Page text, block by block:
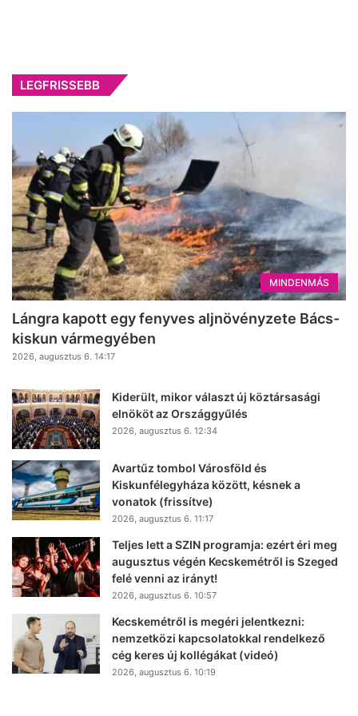
LEGFRISSEBB
MINDENMÁS
Lángra kapott egy fenyves aljnövényzete Bács-
kiskun vármegyében
2026, augusztus 6. 14:17
Kiderült, mikor választ új köztársasági
elnököt az Országgyűlés
2026, augusztus 6. 12:34
Avartűz tombol Városföld és
Kiskunfélegyháza között, késnek a
vonatok (frissítve)
2026, augusztus 6. 11:17
Teljes lett a SZIN programja: ezért éri meg
augusztus végén Kecskemétről is Szeged
felé venni az irányt!
2026, augusztus 6. 10:57
Kecskemétről is megéri jelentkezni:
nemzetközi kapcsolatokkal rendelkező
cég keres új kollégákat (videó)
2026, augusztus 6. 10:19